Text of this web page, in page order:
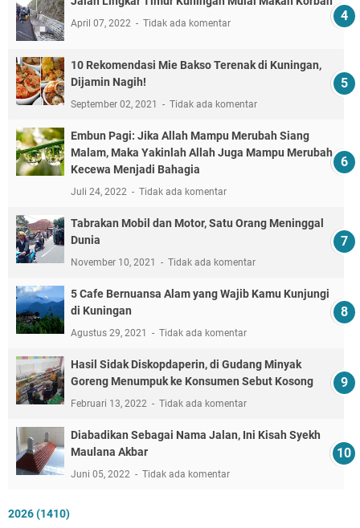
April 07, 2022 Tidak ada komentar
10 Rekomendasi Mie Bakso Terenak di Kuningan,
Dijamin Nagih!
September 02, 2021 Tidak ada komentar
Embun Pagi: Jika Allah Mampu Merubah Siang
Malam, Maka Yakinlah Allah Juga Mampu Merubah
Kecewa Menjadi Bahagia
Juli 24, 2022 Tidak ada komentar
Tabrakan Mobil dan Motor, Satu Orang Meninggal
Dunia
November 10, 2021 Tidak ada komentar
5 Cafe Bernuansa Alam yang Wajib Kamu Kunjungi
di Kuningan
Agustus 29, 2021 Tidak ada komentar
Hasil Sidak Diskopdaperin, di Gudang Minyak
Goreng Menumpuk ke Konsumen Sebut Kosong
Februari 13, 2022 Tidak ada komentar
Diabadikan Sebagai Nama Jalan, Ini Kisah Syekh
Maulana Akbar
Juni 05, 2022 Tidak ada komentar
2026(1410)